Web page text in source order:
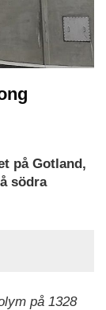
på Gotland,
södra
på 1328